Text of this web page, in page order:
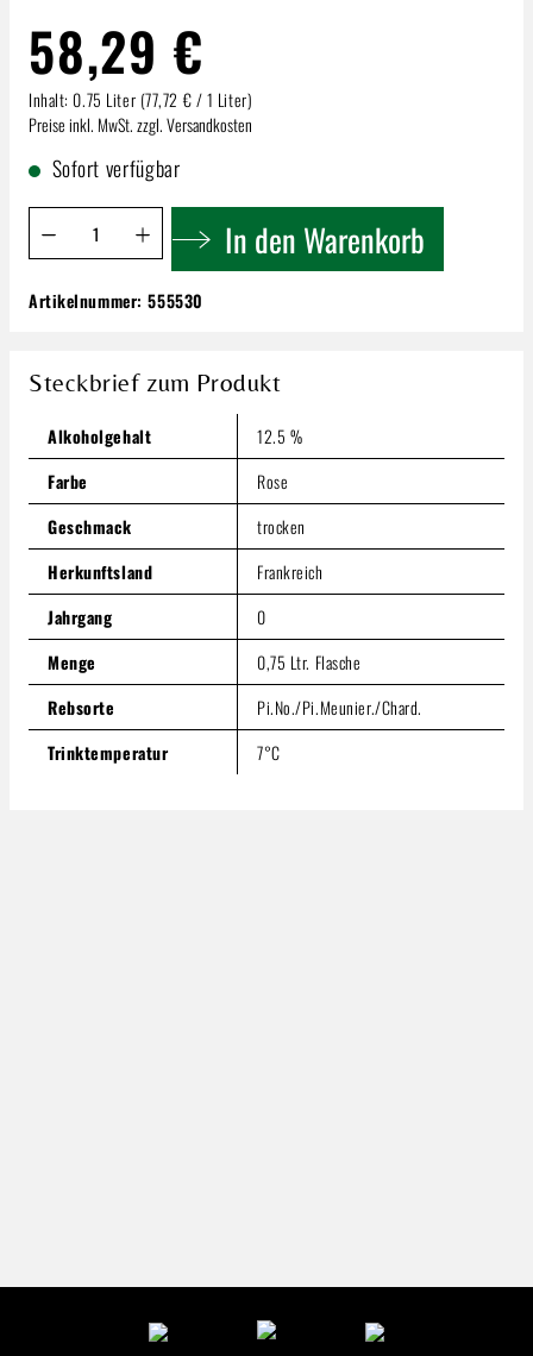
58,29 €
Inhalt: 0.75 Liter (77,72 € / 1 Liter)
Preise inkl. MwSt. zzgl. Versandkosten
Sofort verfügbar
Produkt Anzahl: Gib den gewünschten Wert ein oder
In den Warenkorb
Moet Chandon Brut Rose | Champagne
58,29 €
(77,72 € / 1 Liter)
Preise inkl. MwSt. zzgl. Versandkosten
Produkt Anzahl: Gib den gewünschten Wert ein oder
In den Warenkorb
Artikelnummer:555530
Steckbrief zum Produkt
Alkoholgehalt
12.5 %
Farbe
Rose
Geschmack
trocken
Herkunftsland
Frankreich
Jahrgang
0
Menge
0,75 Ltr. Flasche
Rebsorte
Pi.No./Pi.Meunier./Chard.
Trinktemperatur
7°C